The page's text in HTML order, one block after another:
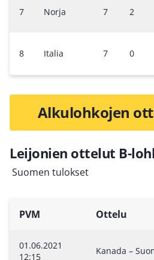
7 Norja 7 2
8 Italia 7 0
Alkulohkojen
Leijonien ottelut B-
Suomen tulokset
PVM Ottelu
01.06.2021
12:15
Kanada –